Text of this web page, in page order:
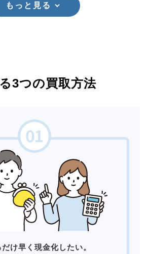
もっと見る
3つの買取方法
け早く現金化したい。